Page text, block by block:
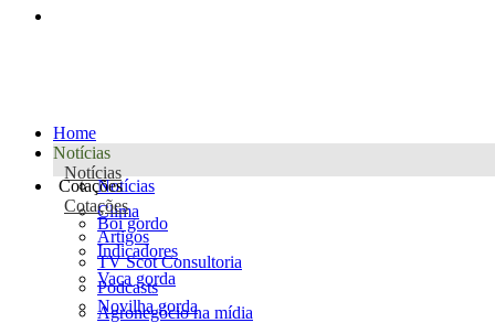
Home
Notícias
Notícias
Notícias
Clima
Artigos
TV Scot Consultoria
Podcasts
Agronegócio na mídia
Cotações
Cotações
Boi gordo
Indicadores
Vaca gorda
Novilha gorda